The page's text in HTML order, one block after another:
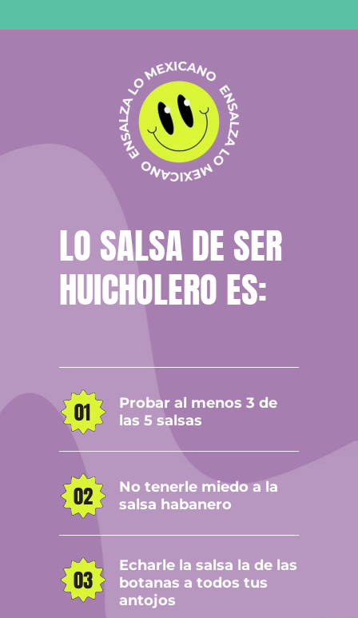
LO SALSA DE SER
HUICHOLERO ES:
Probar al menos 3 de
las 5 salsas
No tenerle miedo a la
salsa habanero
Echarle la salsa la de las
botanas a todos tus
antojos